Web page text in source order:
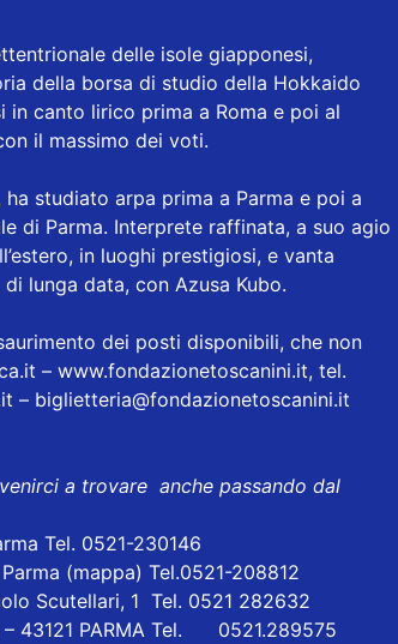
delle isole giapponesi,
della borsa di studio della Hokkaido
canto lirico prima a Roma e poi al
il massimo dei voti.
studiato arpa prima a Parma e poi a
di Parma. Interprete raffinata, a suo agio
in luoghi prestigiosi, e vanta
lunga data, con Azusa Kubo.
dei posti disponibili, che non
– www.fondazionetoscanini.it, tel.
– biglietteria@fondazionetoscanini.it
a trovare anche passando dal
Tel. 0521-230146
(mappa) Tel.0521-208812
Scutellari, 1 Tel. 0521 282632
– 43121 PARMA Tel. 0521.289575